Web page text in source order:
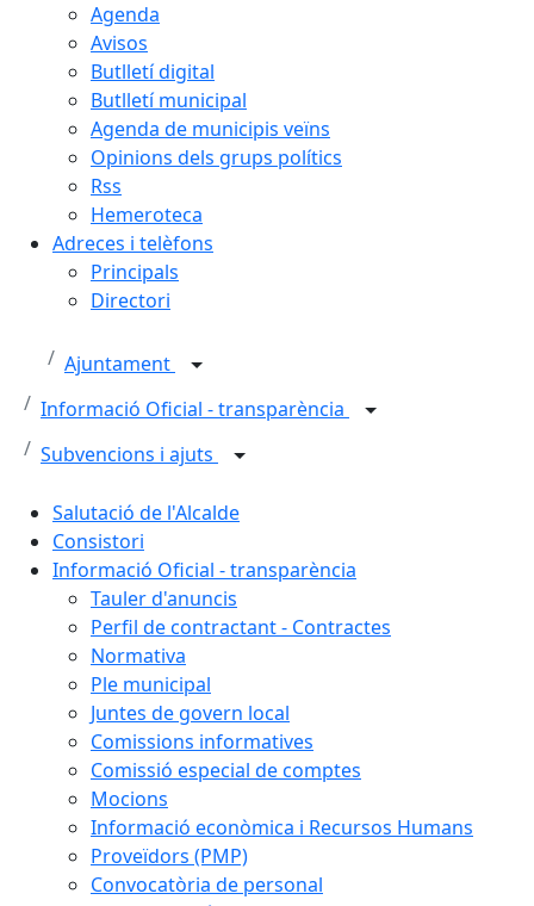
Agenda
Avisos
Butlletí digital
Butlletí municipal
Agenda de municipis veïns
Opinions dels grups polítics
Rss
Hemeroteca
Adreces i telèfons
Principals
Directori
Ajuntament
Informació Oficial - transparència
Subvencions i ajuts
Salutació de l'Alcalde
Consistori
Informació Oficial - transparència
Tauler d'anuncis
Perfil de contractant - Contractes
Normativa
Ple municipal
Juntes de govern local
Comissions informatives
Comissió especial de comptes
Mocions
Informació econòmica i Recursos Humans
Proveïdors (PMP)
Convocatòria de personal